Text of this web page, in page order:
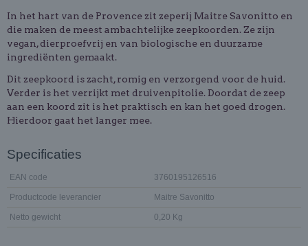
In het hart van de Provence zit zeperij Maitre Savonitto en
die maken de meest ambachtelijke zeepkoorden. Ze zijn
vegan, dierproefvrij en van biologische en duurzame
ingrediënten gemaakt.
Dit zeepkoord is zacht, romig en verzorgend voor de huid.
Verder is het verrijkt met druivenpitolie. Doordat de zeep
aan een koord zit is het praktisch en kan het goed drogen.
Hierdoor gaat het langer mee.
Specificaties
EAN code 3760195126516
Productcode leverancier Maitre Savonitto
Netto gewicht 0,20 Kg